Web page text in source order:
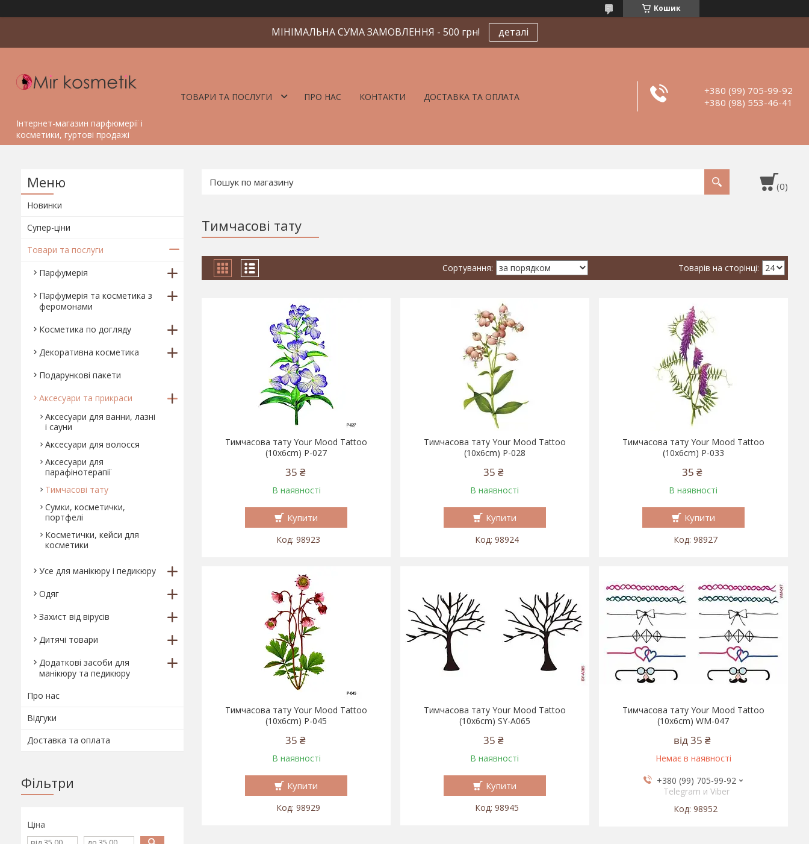
Кошик
МІНІМАЛЬНА СУМА ЗАМОВЛЕННЯ - 500 грн! деталі
Інтернет-магазин парфюмерії і
косметики, гуртові продажі
ТОВАРИ ТА ПОСЛУГИ ПРО НАС КОНТАКТИ ДОСТАВКА ТА ОПЛАТА
+380 (99) 705-99-92
+380 (98) 553-46-41
Тимчасові тату
Тимчасова тату Your Mood Tattoo
(10x6cm) P-027
35 ₴
В наявності
Купити
98923
Тимчасова тату Your Mood Tattoo
(10x6cm) P-028
35 ₴
В наявності
Купити
98924
Тимчасова тату Your Mood Tattoo
(10x6cm) P-033
35 ₴
В наявності
Купити
98927
Тимчасова тату Your Mood Tattoo
(10x6cm) P-045
35 ₴
В наявності
Купити
98929
Тимчасова тату Your Mood Tattoo
(10x6cm) SY-A065
35 ₴
В наявності
Купити
98945
Тимчасова тату Your Mood Tattoo
(10x6cm) WM-047
від 35 ₴
Немає в наявності
+380 (99) 705-99-92
Telegram и Viber
98952
Новинки
Супер-ціни
Товари та послуги
Парфумерія
Парфумерія та косметика з
феромонами
Косметика по догляду
Декоративна косметика
Подарункові пакети
Аксесуари та прикраси
Аксесуари для ванни, лазні
і сауни
Аксесуари для волосся
Аксесуари для
парафінотерапії
Тимчасові тату
Сумки, косметички,
портфелі
Косметички, кейси для
косметики
Усе для манікюру і педикюру
Одяг
Захист від вірусів
Дитячі товари
Додаткові засоби для
манікюру та педикюру
Про нас
Відгуки
Доставка та оплата
Фільтри
Ціна